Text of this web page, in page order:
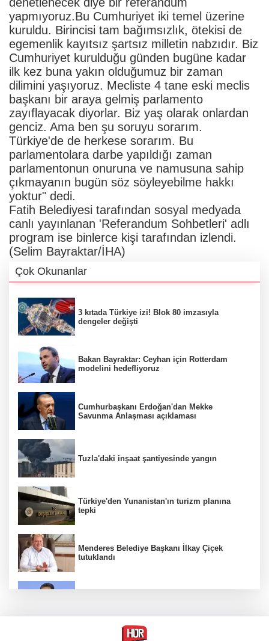
yapmıyoruz.Bu Cumhuriyet iki temel üzerine
kuruldu. Birincisi tam bağımsızlık, ötekisi de
egemenlik kayıtsız şartsız milletin nabzıdır. Biz
Cumhuriyet kurulduğu günden bugüne kadar
ilk kez buna yakın olduğumuz bir zaman
dilimini yaşıyoruz. Mecliste 4 tane eski meclis
başkanı bir araya gelmiş parlamento
zayıflayacak diyorlar. Biz yaş olarak onlardan
genciz. Ama ben şu soruyu sorarım.
Türkiye'de de herkese sorarım. Bu
parlamentolara darbe yapıldığı zaman
parlamentonun onuruna ve namusuna sahip
çıkmayanın bugün söz söyleyebilme hakkı
yoktur" dedi.
Fatih Belediyesi tarafından sosyal medyada
canlı yayınlanan 'Referandum Sohbetleri' adlı
program ise binlerce kişi tarafından izlendi.
(Selim Bayraktar/İHA)
Çok Okunanlar
3 kıtada Türkiye izi! Blok 80 imzasıyla
dengeler değişti
Bakan Bayraktar: Ceyhan için Rotterdam
modelini hedefliyoruz
Cumhurbaşkanı Erdoğan'dan Mekke
Savunma Anlaşması açıklaması
Tuzla'daki inşaat şantiyesinde yangın
Türkiye'den Yunanistan'ın turizm planına
tepki
Menderes Belediye Başkanı İlkay Çiçek
tutuklandı